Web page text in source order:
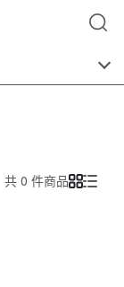
共 0 件商品